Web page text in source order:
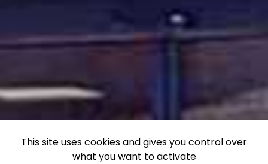
This site uses cookies and gives you control over
what you want to activate